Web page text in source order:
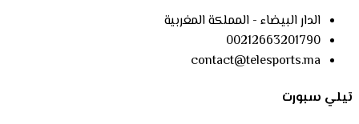
الدار البيضاء - المملكة المغربية
00212663201790
contact@telesports.ma
تيلي سبورت